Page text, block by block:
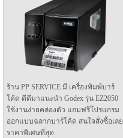
ร้าน PP SERVICE มี เครื่องพิมพ์บาร์
โค้ด ดีดีมาแนะนำ Godex รุ่น EZ2050
ใช้งานง่ายคล่องตัว แถมฟรีโปรแกรม
ออกแบบฉลากบาร์โค้ด สนใจสั่งซื้อเลย
ราคาพิเศษที่สุด